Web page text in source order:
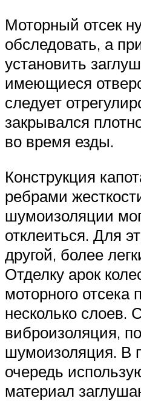
Моторный отсек
обследовать, а
установить
имеющиеся
следует
закрывался
во время езды.
Конструкция
ребрами
шумоизоляции
отклеиться. Для
другой, более
Отделку арок
моторного отсека
несколько слоев.
виброизоляция,
шумоизоляция. В
очередь
материал